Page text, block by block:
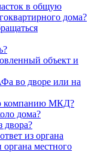
в общую
дома?
объект и
во дворе или на
компанию МКД?
дома?
двора?
из органа
органа местного